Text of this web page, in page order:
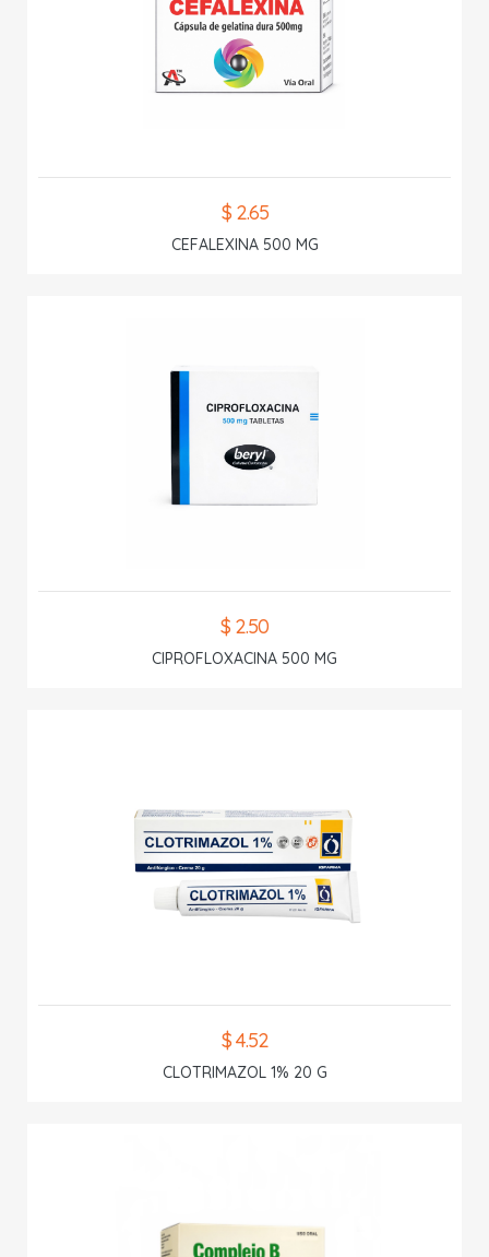
$ 2.65
CEFALEXINA 500 MG
$ 2.50
CIPROFLOXACINA 500 MG
$ 4.52
CLOTRIMAZOL 1% 20 G